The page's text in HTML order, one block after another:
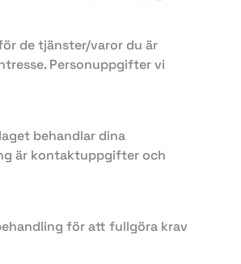
de tjänster/varor du är
Personuppgifter vi
behandlar dina
är kontaktuppgifter och
för att fullgöra krav